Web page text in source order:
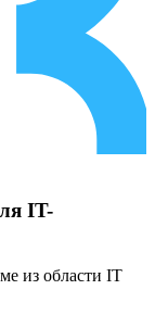
IT-
из области IT